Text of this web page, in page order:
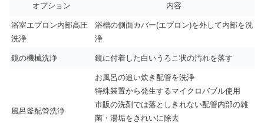
オプション 内容
浴室エプロン内部高圧
洗浄
浴槽の側面カバー(エプロン)を外して内部を洗
浄
鏡の機械洗浄 鏡に付着した白いうろこ状の汚れを落す
風呂釜配管洗浄
お風呂の追い炊き配管を洗浄
特殊装置から発生するマイクロバブル使用
市販の洗剤では落としきれない配管内部の雑
菌・湯垢をきれいに除去